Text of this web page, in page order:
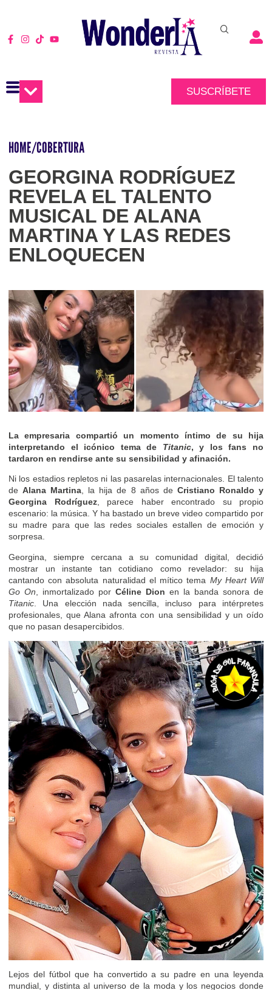
SUSCRÍBETE
HOME/COBERTURA
GEORGINA RODRÍGUEZ
REVELA EL TALENTO
MUSICAL DE ALANA
MARTINA Y LAS REDES
ENLOQUECEN
La empresaria compartió un momento íntimo de su hija
interpretando el icónico tema de Titanic, y los fans no
tardaron en rendirse ante su sensibilidad y afinación.
Ni los estadios repletos ni las pasarelas internacionales. El talento
deAlana Martina , la hija de 8 años de Cristiano Ronaldo y
Georgina Rodríguez, parece haber encontrado su propio
escenario: la música. Y ha bastado un breve video compartido por
su madre para que las redes sociales estallen de emoción y
sorpresa.
Georgina, siempre cercana a su comunidad digital, decidió
mostrar un instante tan cotidiano como revelador: su hija
cantando con absoluta naturalidad el mítico tema My Heart Will
Go On , inmortalizado por Céline Dion en la banda sonora de
Titanic . Una elección nada sencilla, incluso para intérpretes
profesionales, que Alana afronta con una sensibilidad y un oído
que no pasan desapercibidos.
Lejos del fútbol que ha convertido a su padre en una leyenda
mundial, y distinta al universo de la moda y los negocios donde